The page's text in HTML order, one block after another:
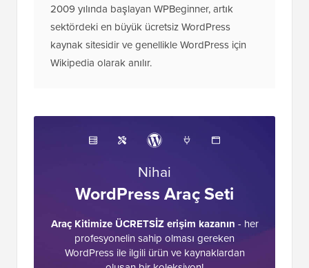
2009 yılında başlayan WPBeginner, artık
sektördeki en büyük ücretsiz WordPress
kaynak sitesidir ve genellikle WordPress için
Wikipedia olarak anılır.
Nihai
WordPress Araç Seti
Araç Kitimize ÜCRETSİZ erişim kazanın - her
profesyonelin sahip olması gereken
WordPress ile ilgili ürün ve kaynaklardan